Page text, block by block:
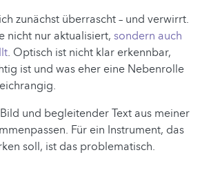
zunächst überrascht – und verwirrt.
nicht nur aktualisiert, sondern auch
. Optisch ist nicht klar erkennbar,
ist und was eher eine Nebenrolle
und begleitender Text aus meiner
Für ein Instrument, das
soll, ist das problematisch.